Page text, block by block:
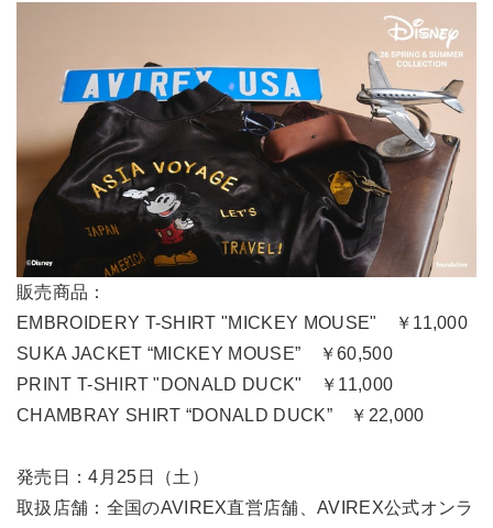
販売商品：
EMBROIDERY T-SHIRT "MICKEY MOUSE" ￥11,000
SUKA JACKET “MICKEY MOUSE” ￥60,500
PRINT T-SHIRT "DONALD DUCK" ￥11,000
CHAMBRAY SHIRT “DONALD DUCK” ￥22,000
発売日：4月25日（土）
取扱店舗：全国のAVIREX直営店舗、AVIREX公式オンラ